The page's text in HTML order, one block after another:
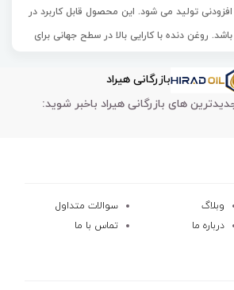
تولید می شود. این محصول قابل کاربرد در
روغن دنده با کارایی بالا در سطح جهانی برای
آلات ساختمانی و تجهیزات کشاورزی طراحی
خوردگی
بازرگانی هیراد
های بازرگانی هیراد باخبر شوید:
وبلاگ
سوالات متداول
درباره ما تماس با ما